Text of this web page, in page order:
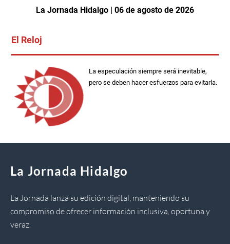
La Jornada Hidalgo | 06 de agosto de 2026
El Reloj
La especulación siempre será inevitable,
pero se deben hacer esfuerzos para evitarla.
La Jornada Hidalgo
La Jornada lanza su edición digital, manteniendo su
compromiso de ofrecer información inclusiva, oportuna y
veraz.